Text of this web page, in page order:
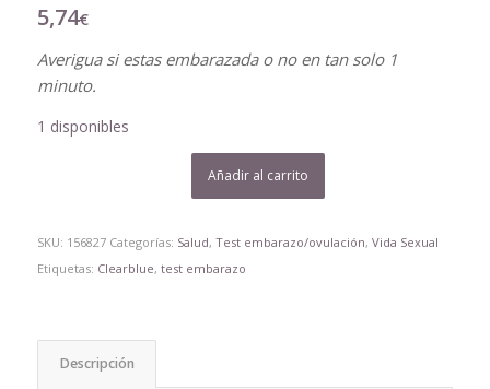
5,74€
Averigua si estas embarazada o no en tan solo 1
minuto.
1 disponibles
Añadir al carrito
SKU: 156827 Categorías: Salud, Test embarazo/ovulación, Vida Sexual
Etiquetas: Clearblue, test embarazo
Descripción